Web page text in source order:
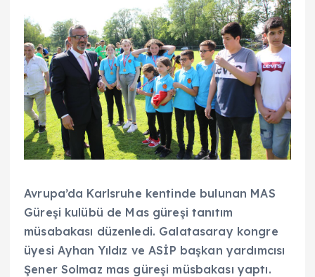
Avrupa’da Karlsruhe kentinde bulunan MAS
Güreşi kulübü de Mas güreşi tanıtım
müsabakası düzenledi. Galatasaray kongre
üyesi Ayhan Yıldız ve ASİP başkan yardımcısı
Şener Solmaz mas güreşi müsbakası yaptı.